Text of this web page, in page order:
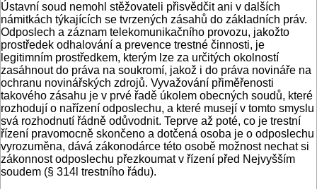
Ústavní soud nemohl stěžovateli přisvědčit ani v dalších
námitkách týkajících se tvrzených zásahů do základních práv.
Odposlech a záznam telekomunikačního provozu, jakožto
prostředek odhalování a prevence trestné činnosti, je
legitimním prostředkem, kterým lze za určitých okolností
zasáhnout do práva na soukromí, jakož i do práva novináře na
ochranu novinářských zdrojů. Vyvažování přiměřenosti
takového zásahu je v prvé řadě úkolem obecných soudů, které
rozhodují o nařízení odposlechu, a které musejí v tomto smyslu
svá rozhodnutí řádně odůvodnit. Teprve až poté, co je trestní
řízení pravomocně skončeno a dotčená osoba je o odposlechu
vyrozuměna, dává zákonodárce této osobě možnost nechat si
zákonnost odposlechu přezkoumat v řízení před Nejvyšším
soudem (§ 314l trestního řádu).